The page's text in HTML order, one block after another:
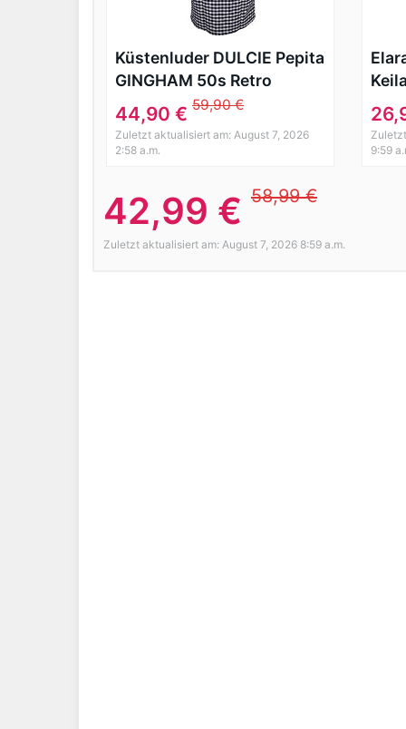
Küstenluder DULCIE Pepita
GINGHAM 50s Retro
PENCIL DRESS Kleid
Rockabilly
44,90 € 59,90 €
Zuletzt aktualisiert am: August 7, 2026
2:58 a.m.
9:59
42,99 € 58,99 €
Zuletzt aktualisiert am: August 7, 2026 8:59 a.m.